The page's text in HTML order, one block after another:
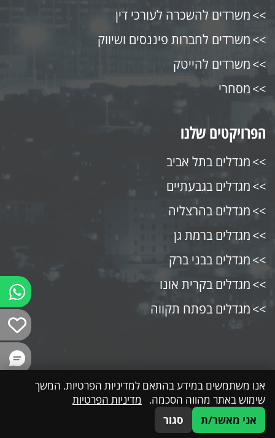
משרדים להשכרה לעורכי דין
משרדים לחברות פיננסים ושיווק
משרדים להייטק
מסחרי
הפרויקטים שלנו
מגדלים בתל אביב
מגדלים בגבעתיים
מגדלים בהרצליה
מגדלים ברמת גן
מגדלים בבני ברק
מגדלים בקרית אונו
מגדלים בפתח תקווה
054-4500159 דברו איתנו
אנו משתמשים במידע בהתאם למדיניות הפרטיות. המשך
שימוש באתר מהווה הסכמה. מדיניות הפרטיות
אני מאשר/ת
סגור